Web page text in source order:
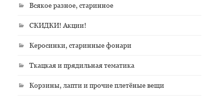
Всякое разное, старинное
СКИДКИ! Акции!
Керосинки, старинные фонари
Ткацкая и прядильная тематика
Корзины, лапти и прочие плетёные вещи